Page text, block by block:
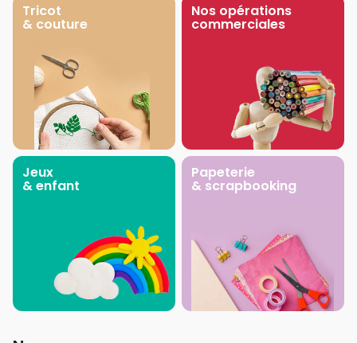
Tricot
& couture
Nos opérations
commerciales
Jeux
& enfant
Papeterie
& scrapbooking